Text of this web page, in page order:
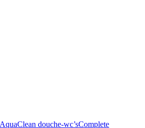
douche-wc’sComplete